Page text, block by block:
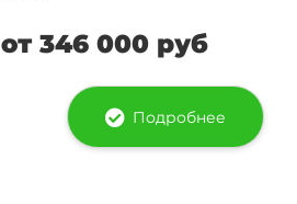
от 346 000 руб
Подробнее